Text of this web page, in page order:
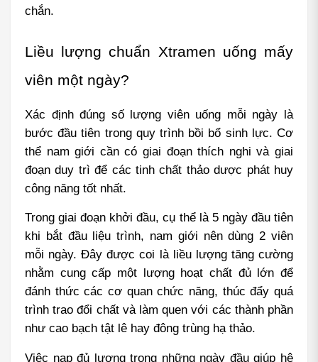
chắn.
Liều lượng chuẩn Xtramen uống mấy
viên một ngày?
Xác định đúng số lượng viên uống mỗi ngày là
bước đầu tiên trong quy trình bồi bổ sinh lực. Cơ
thể nam giới cần có giai đoạn thích nghi và giai
đoạn duy trì để các tinh chất thảo dược phát huy
công năng tốt nhất.
Trong giai đoạn khởi đầu, cụ thể là 5 ngày đầu tiên
khi bắt đầu liệu trình, nam giới nên dùng 2 viên
mỗi ngày. Đây được coi là liều lượng tăng cường
nhằm cung cấp một lượng hoạt chất đủ lớn để
đánh thức các cơ quan chức năng, thúc đẩy quá
trình trao đổi chất và làm quen với các thành phần
như cao bạch tật lê hay đông trùng hạ thảo.
Việc nạp đủ lượng trong những ngày đầu giúp hệ